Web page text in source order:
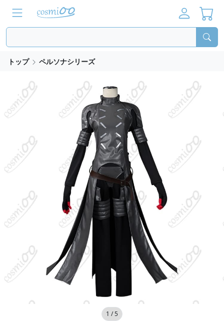
トップ ペルソナシリーズ
1 /5